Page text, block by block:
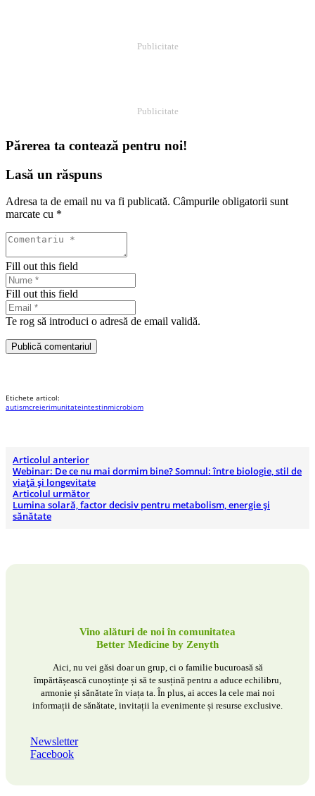
Publicitate
Publicitate
Părerea ta contează pentru noi!
Lasă un răspuns
Adresa ta de email nu va fi publicată. Câmpurile obligatorii sunt
marcate cu *
Fill out this field
Fill out this field
Te rog să introduci o adresă de email validă.
Publică comentariul
Etichete articol:
autismcreierimunitateintestinmicrobiom
Articolul anterior
Webinar: De ce nu mai dormim bine? Somnul: între biologie, stil de
viață și longevitate
Articolul următor
Lumina solară, factor decisiv pentru metabolism, energie și
sănătate
Vino alături de noi în comunitatea
Better Medicine by Zenyth
Aici, nu vei găsi doar un grup, ci o familie bucuroasă să
împărtășească cunoștințe și să te susțină pentru a aduce echilibru,
armonie și sănătate în viața ta. În plus, ai acces la cele mai noi
informații de sănătate, invitații la evenimente și resurse exclusive.
Newsletter
Facebook